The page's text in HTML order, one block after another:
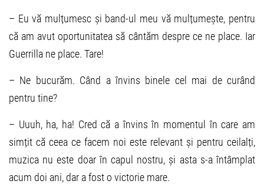
– Eu vă mulțumesc și band-ul meu vă mulțumește, pentru
că am avut oportunitatea să cântăm despre ce ne place. Iar
Guerrilla ne place. Tare!
– Ne bucurăm. Când a învins binele cel mai de curând
pentru tine?
– Uuuh, ha, ha! Cred că a învins în momentul în care am
simțit că ceea ce facem noi este relevant și pentru ceilalți,
muzica nu este doar în capul nostru, și asta s-a întâmplat
acum doi ani, dar a fost o victorie mare.